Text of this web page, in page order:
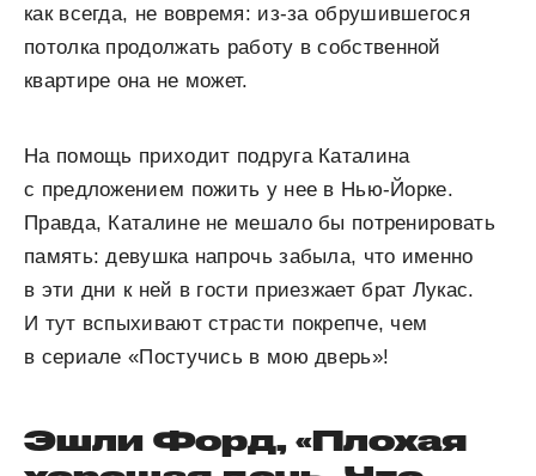
как всегда, не вовремя: из-за обрушившегося
потолка продолжать работу в собственной
квартире она не может.
На помощь приходит подруга Каталина
с предложением пожить у нее в Нью-Йорке.
Правда, Каталине не мешало бы потренировать
память: девушка напрочь забыла, что именно
в эти дни к ней в гости приезжает брат Лукас.
И тут вспыхивают страсти покрепче, чем
в сериале «Постучись в мою дверь»!
Эшли Форд, «Плохая